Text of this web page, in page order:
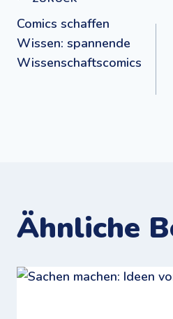
Comics schaffen
Wissen: spannende
Wissenschaftscomics
Ähnliche